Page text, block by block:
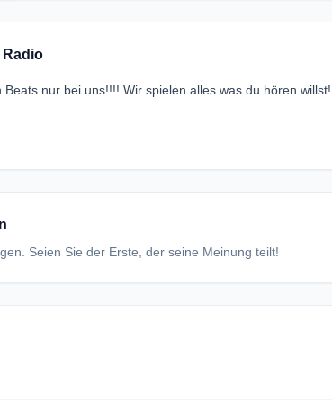
Radio
nur bei uns!!!! Wir spielen alles was du hören willst! .
Seien Sie der Erste, der seine Meinung teilt!